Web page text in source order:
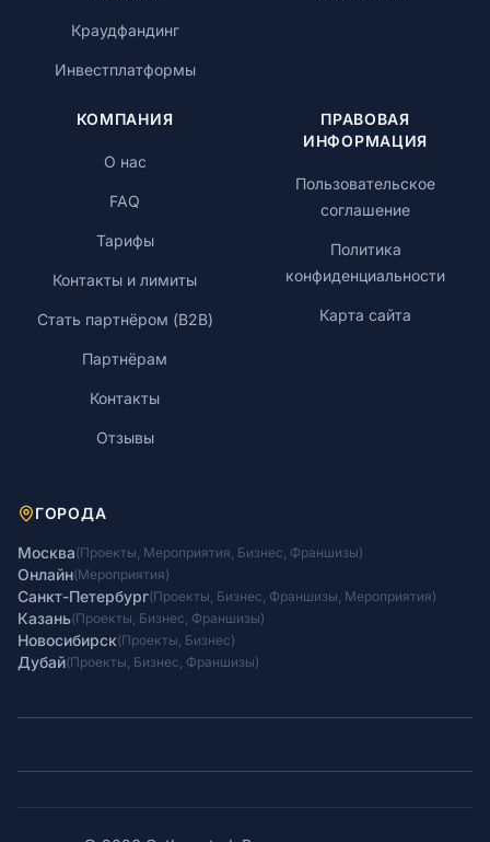
Краудфандинг
Инвестплатформы
КОМПАНИЯ
О нас
FAQ
Тарифы
Контакты и лимиты
Стать партнёром (B2B)
Партнёрам
Контакты
Отзывы
ПРАВОВАЯ
ИНФОРМАЦИЯ
Пользовательское
соглашение
Политика
конфиденциальности
Карта сайта
ГОРОДА
Москва(Проекты, Мероприятия, Бизнес, Франшизы)
Онлайн(Мероприятия)
Санкт-Петербург(Проекты, Бизнес, Франшизы, Мероприятия)
Казань(Проекты, Бизнес, Франшизы)
Новосибирск(Проекты, Бизнес)
Дубай(Проекты, Бизнес, Франшизы)